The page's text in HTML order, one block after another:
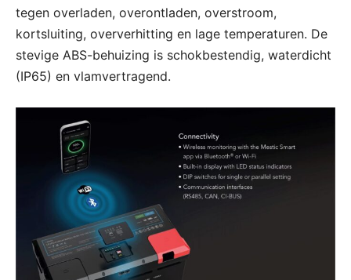
tegen overladen, overontladen, overstroom,
kortsluiting, oververhitting en lage temperaturen. De
stevige ABS-behuizing is schokbestendig, waterdicht
(IP65) en vlamvertragend.